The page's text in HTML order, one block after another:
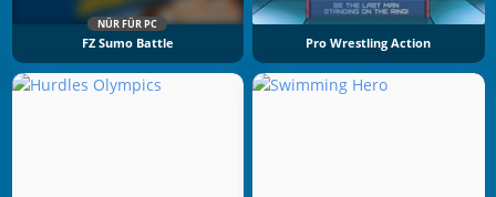
NÜR FÜR PC
FZ Sumo Battle Pro Wrestling Action